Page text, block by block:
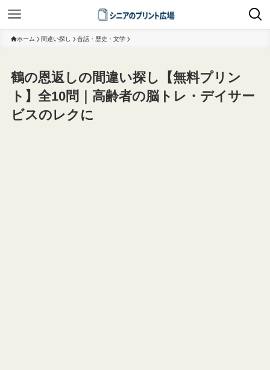
ホーム 間違い探し 昔話・歴史・文学
鶴の恩返しの間違い探し【無料プリン
ト】全10問｜高齢者の脳トレ・デイサー
ビスのレクに